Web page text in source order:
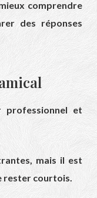
comprendre
des réponses
et
mais il est
rester courtois.